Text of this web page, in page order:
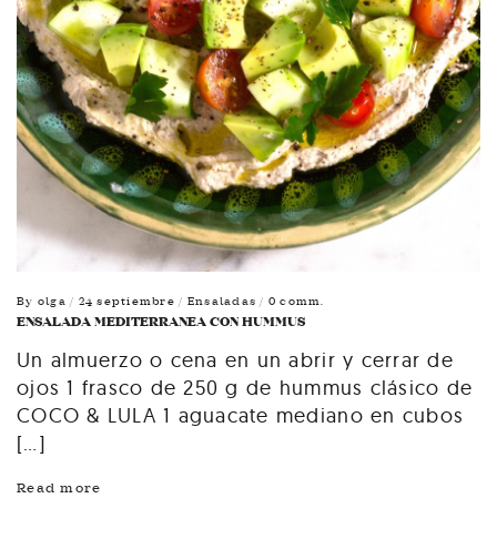
By olga / 24 septiembre / Ensaladas / 0 comm.
ENSALADA MEDITERRANEA CON HUMMUS
Un almuerzo o cena en un abrir y cerrar de
ojos 1 frasco de 250 g de hummus clásico de
COCO & LULA 1 aguacate mediano en cubos
[…]
Read more